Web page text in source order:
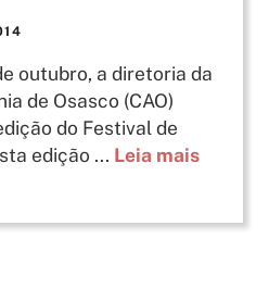
outubro, a diretoria da
de Osasco (CAO)
do Festival de
edição ... Leia mais